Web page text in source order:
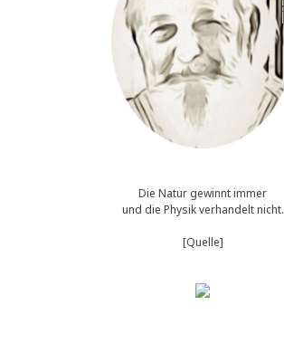
Die Natur gewinnt immer
und die Physik verhandelt nicht.
[Quelle]